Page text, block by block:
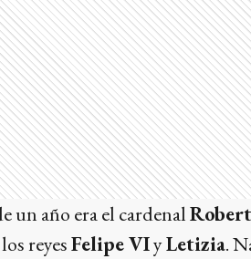
un año era el cardenal
reyesFelipe VIyLetizia.